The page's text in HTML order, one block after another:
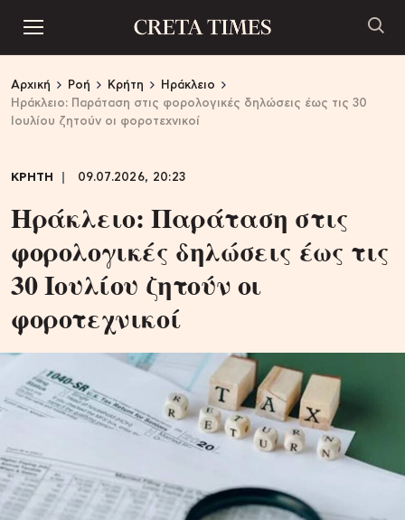
Αρχική Ροή Κρήτη
Ηράκλειο
Ηράκλειο: Παράταση στις φορολογικές δηλώσεις έως τις 30
Ιουλίου ζητούν οι φοροτεχνικοί
ΚΡΗΤΗ 09.07.2026, 20:23
Ηράκλειο: Παράταση στις
φορολογικές δηλώσεις έως τις
30 Ιουλίου ζητούν οι
φοροτεχνικοί